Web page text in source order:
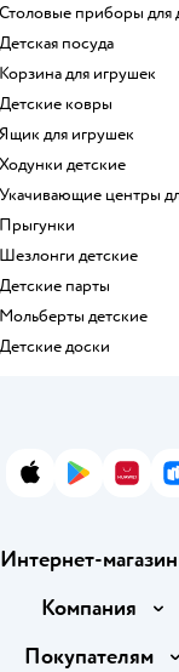
Столовые приборы для
Детская посуда
Корзина для игрушек
Детские ковры
Ящик для игрушек
Ходунки детские
Укачивающие центры
Прыгунки
Шезлонги детские
Детские парты
Мольберты детские
Детские доски
App StoreGoogle
Интернет-магазин
Доставка и оплата
Компания
О компании
Покупателям